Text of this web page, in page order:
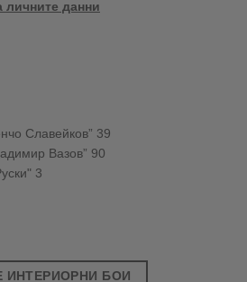
личните данни
Славейков” 39
Вазов” 90
3
ИНТЕРИОРНИ БОИ